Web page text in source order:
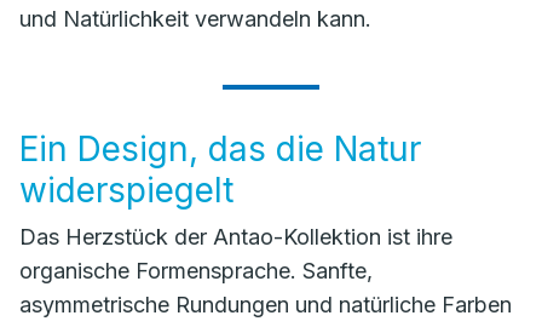
und Natürlichkeit verwandeln kann.
Ein Design, das die Natur
widerspiegelt
Das Herzstück der Antao-Kollektion ist ihre
organische Formensprache. Sanfte,
asymmetrische Rundungen und natürliche Farben